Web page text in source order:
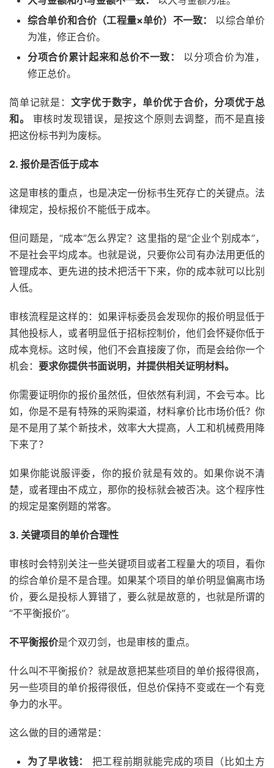
综合单价和合价（工程量×单价）不一致：
以综合单价
为准，修正合价。
分项合价累计起来和总价不一致：
以分项合价为准，
修正总价。
简单记就是： 文字优于数字，单价优于合价，分项优于总
和。
审核时发现错误，是按这个原则去调整，而不是直接
把这份标书判为废标。
2. 报价是否低于成本
这是审核的重点，也是决定一份标书生死存亡的关键点。法
律规定，投标报价不能低于成本。
但问题是，“成本”怎么界定？这里指的是“企业个别成本”，
不是社会平均成本。也就是说，只要你公司有办法用更低的
管理成本、更先进的技术把活干下来，你的成本就可以比别
人低。
审核流程是这样的：如果评标委员会发现你的报价明显低于
其他投标人，或者明显低于招标控制价，他们会怀疑你低于
成本竞标。这时候，他们不会直接废了你，而是会给你一个
机会： 要求你提供书面说明，并提供相关证明材料。
你需要证明你的报价虽然低，但依然有利润，不会亏本。比
如，你是不是有特殊的采购渠道，材料拿价比市场价低？你
是不是用了某个新技术，效率大大提高，人工和机械费用降
下来了？
如果你能说服评委，你的报价就是有效的。如果你说不清
楚，或者理由不成立，那你的投标就会被否决。这个程序性
的规定是案例题的常客。
3. 关键项目的单价合理性
审核时会特别关注一些关键项目或者工程量大的项目，看你
的综合单价是不是合理。如果某个项目的单价明显偏离市场
价，要么是投标人算错了，要么就是故意的，也就是所谓的
“不平衡报价”。
不平衡报价是个双刃剑，也是审核的重点。
什么叫不平衡报价？就是故意把某些项目的单价报得很高，
另一些项目的单价报得很低，但总价保持不变或在一个有竞
争力的水平。
这么做的目的通常是：
为了早收钱：
把工程前期就能完成的项目（比如土方